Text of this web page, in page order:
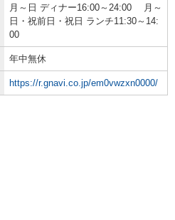
月～日 ディナー16:00～24:00 月～
日・祝前日・祝日 ランチ11:30～14:
00
年中無休
https://r.gnavi.co.jp/em0vwzxn0000/